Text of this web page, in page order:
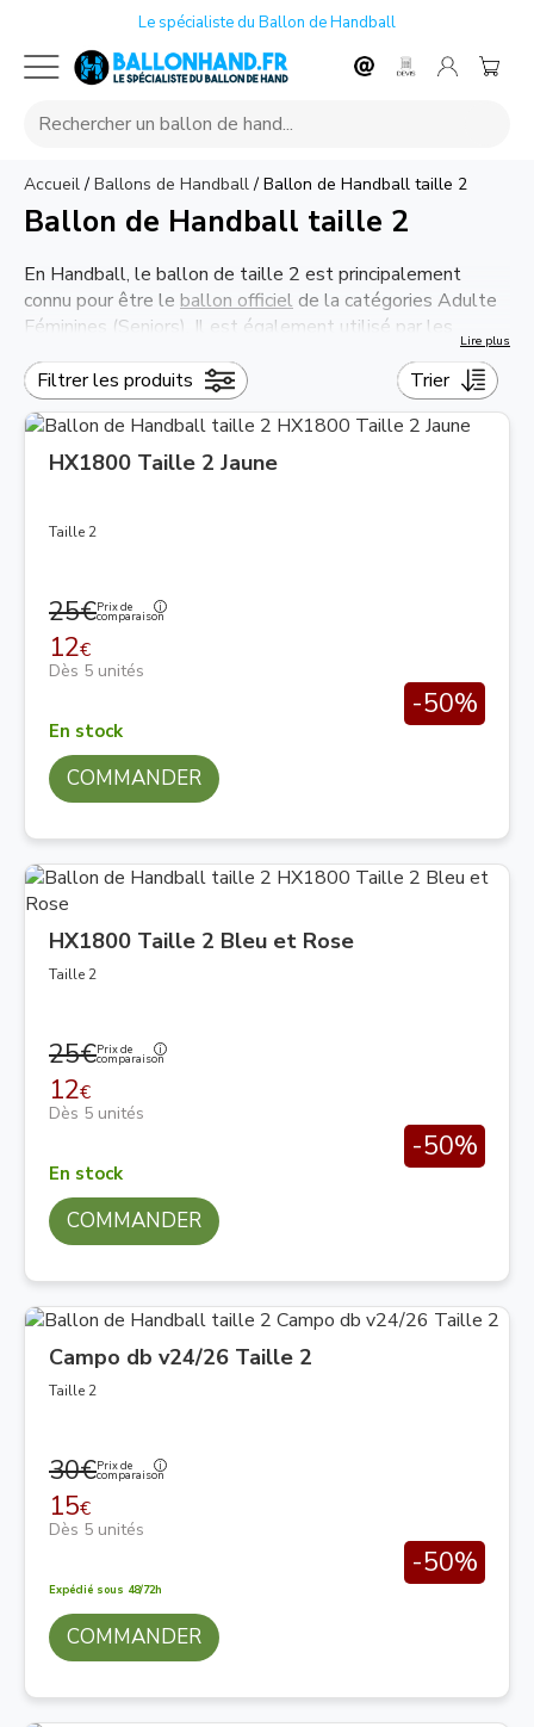
Le spécialiste du Ballon de Handball
Accueil/ Ballons de Handball/ Ballon de Handball taille 2
Ballon de Handball taille 2
En Handball, le ballon de taille 2 est principalement
connu pour être le ballon officiel de la catégories Adulte
Féminines (Seniors). Il est également utilisé par les
Garçons de 14 et 15 ans. La circonférence d'un ballon de
Handball Taille 2 est de 54/56 cm et pèse entren325 et
375 gr.
Lire plus
Filtrer les produits Trier
HX1800 Taille 2 Jaune
Taille 2
25€Prix de
comparaison
12€
Dès 5 unités
-50%
En stock
COMMANDER
HX1800 Taille 2 Bleu et Rose
Taille 2
25€Prix de
comparaison
12€
Dès 5 unités
-50%
En stock
COMMANDER
Campo db v24/26 Taille 2
Taille 2
30€Prix de
comparaison
15€
Dès 5 unités
-50%
Expédié sous 48/72h
COMMANDER